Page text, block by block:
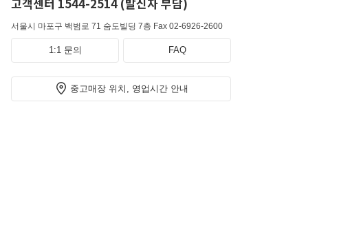
서울시 마포구 백범로 71 숨도빌딩 7층 Fax 02-6926-2600
1:1 문의 FAQ
중고매장 위치, 영업시간 안내